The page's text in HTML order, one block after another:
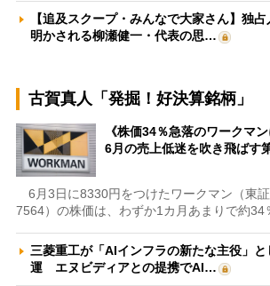
【追及スクープ・みんなで大家さん】独
明かされる柳瀬健一・代表の思…
古賀真人「発掘！好決算銘柄」
《株価34％急落のワークマ
6月の売上低迷を吹き飛ばす
6月3日に8330円をつけたワークマン（東証
7564）の株価は、わずか1カ月あまりで約
三菱重工が「AIインフラの新たな主役」
運 エヌビディアとの提携でAI…